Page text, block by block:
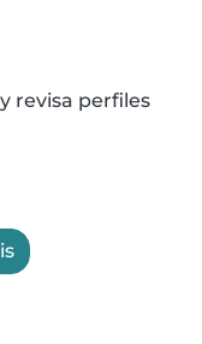
revisa perfiles